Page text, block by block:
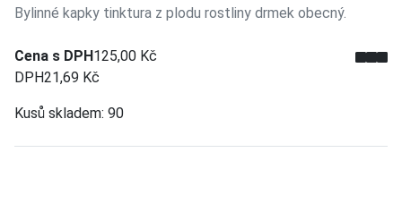
Bylinné kapky tinktura z plodu rostliny drmek obecný.
Cena s DPH 125,00 Kč
DPH21,69 Kč
Kusů skladem: 90